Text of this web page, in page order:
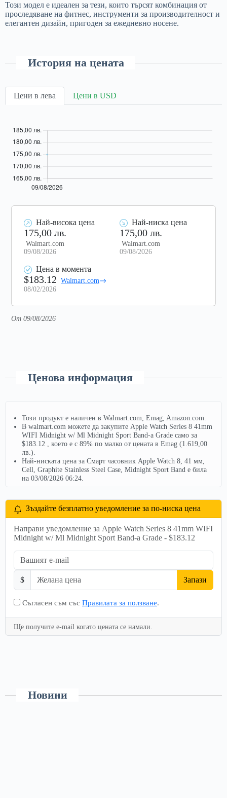
Този модел е идеален за тези, които търсят комбинация от
проследяване на фитнес, инструменти за производителност и
елегантен дизайн, пригоден за ежедневно носене.
История на цената
Цени в лева Цени в USD
Най-висока цена
175,00 лв.
Walmart.com
09/08/2026
Най-ниска цена
175,00 лв.
Walmart.com
09/08/2026
Цена в момента
$183.12 Walmart.com
08/02/2026
От 09/08/2026
Ценова информация
Този продукт е наличен в Walmart.com, Emag, Amazon.com.
В walmart.com можете да закупите Apple Watch Series 8 41mm
WIFI Midnight w/ Ml Midnight Sport Band-a Grade само за
$183.12 , което е с 89% по малко от цената в Emag (1.619,00
лв.).
Най-ниската цена за Смарт часовник Apple Watch 8, 41 мм,
Cell, Graphite Stainless Steel Case, Midnight Sport Band е била
на 03/08/2026 06:24.
Зъздайте безплатно уведомление за по-ниска цена
Направи уведомление за Apple Watch Series 8 41mm WIFI
Midnight w/ Ml Midnight Sport Band-a Grade - $183.12
$ Запази
Съгласен съм със Правилата за ползване.
Ще получите e-mail когато цената се намали.
Новини